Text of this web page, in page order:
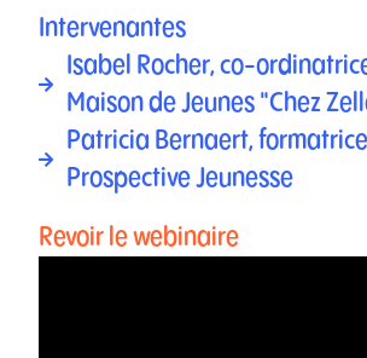
Intervenantes
Isabel Rocher, co-
Maison de Jeunes "Chez
Patricia Bernaert,
Prospective Jeunesse
Revoir le webinaire